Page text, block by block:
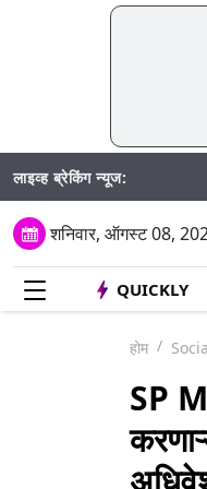
लाइव्ह ब्रेकिंग न्यूज:
शनिवार, ऑगस्ट 08,
QUICKLY
होम
SP